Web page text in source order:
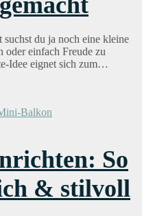
du ja noch eine kleine
oder einfach Freude zu
Idee eignet sich zum…
So
& stilvoll